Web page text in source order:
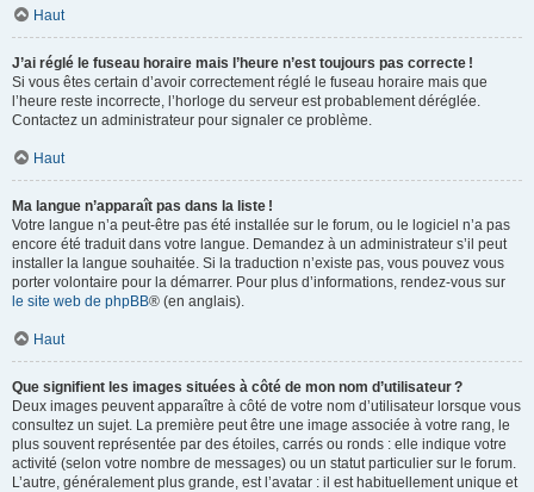
Haut
J’ai réglé le fuseau horaire mais l’heure n’est toujours pas correcte !
Si vous êtes certain d’avoir correctement réglé le fuseau horaire mais que
l’heure reste incorrecte, l’horloge du serveur est probablement déréglée.
Contactez un administrateur pour signaler ce problème.
Haut
Ma langue n’apparaît pas dans la liste !
Votre langue n’a peut-être pas été installée sur le forum, ou le logiciel n’a pas
encore été traduit dans votre langue. Demandez à un administrateur s’il peut
installer la langue souhaitée. Si la traduction n’existe pas, vous pouvez vous
porter volontaire pour la démarrer. Pour plus d’informations, rendez-vous sur
le site web de phpBB® (en anglais).
Haut
Que signifient les images situées à côté de mon nom d’utilisateur ?
Deux images peuvent apparaître à côté de votre nom d’utilisateur lorsque vous
consultez un sujet. La première peut être une image associée à votre rang, le
plus souvent représentée par des étoiles, carrés ou ronds : elle indique votre
activité (selon votre nombre de messages) ou un statut particulier sur le forum.
L’autre, généralement plus grande, est l’avatar : il est habituellement unique et